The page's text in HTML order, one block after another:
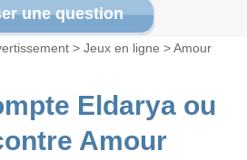
une question
>Jeux en ligne >Amour
Eldarya ou
Amour